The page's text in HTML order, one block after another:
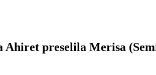
Ahiret preselila Merisa